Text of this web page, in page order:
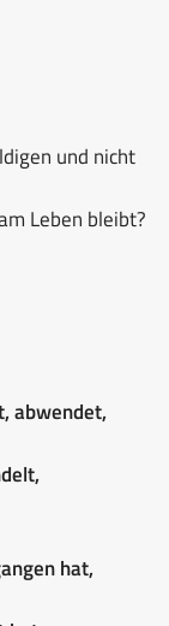
und nicht
Leben bleibt?
abwendet,
hat,